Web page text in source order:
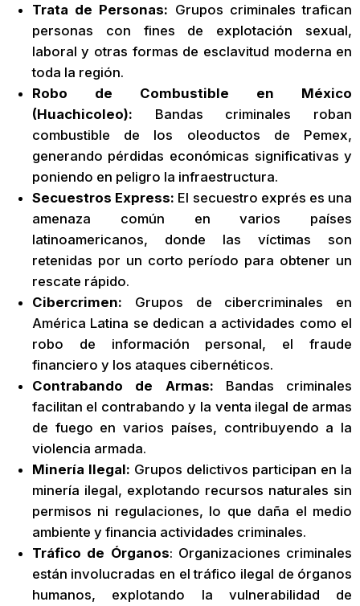
Trata de Personas: Grupos criminales trafican
personas con fines de explotación sexual,
laboral y otras formas de esclavitud moderna en
toda la región.
Robo de Combustible en México
(Huachicoleo): Bandas criminales roban
combustible de los oleoductos de Pemex,
generando pérdidas económicas significativas y
poniendo en peligro la infraestructura.
Secuestros Express: El secuestro exprés es una
amenaza común en varios países
latinoamericanos, donde las víctimas son
retenidas por un corto período para obtener un
rescate rápido.
Cibercrimen: Grupos de cibercriminales en
América Latina se dedican a actividades como el
robo de información personal, el fraude
financiero y los ataques cibernéticos.
Contrabando de Armas: Bandas criminales
facilitan el contrabando y la venta ilegal de armas
de fuego en varios países, contribuyendo a la
violencia armada.
Minería Ilegal: Grupos delictivos participan en la
minería ilegal, explotando recursos naturales sin
permisos ni regulaciones, lo que daña el medio
ambiente y financia actividades criminales.
Tráfico de Órganos: Organizaciones criminales
están involucradas en el tráfico ilegal de órganos
humanos, explotando la vulnerabilidad de